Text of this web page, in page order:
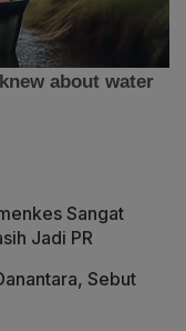
Sangat
Jadi PR
Sebut